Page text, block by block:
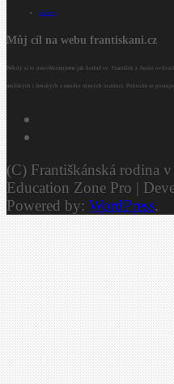
kláštery
Můj cíl na webu frantiskani.cz
Někdy si to neuvědomujeme jak hodně sv. František z Assisi
mužských i ženských a mnoho různých institucí. Pokusím se
(C) Františkánská rodina
Education Zone Pro |
Powered by: WordPress.